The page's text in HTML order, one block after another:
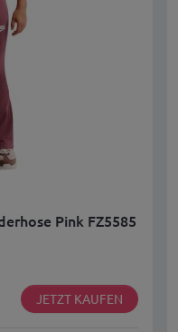
Pink FZ5585
JETZT KAUFEN